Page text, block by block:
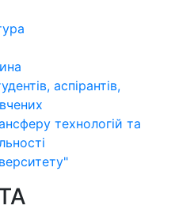
аспірантів,
технологій та